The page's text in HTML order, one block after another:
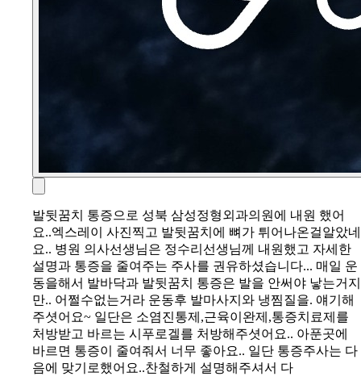
발뒷꿈치 통증으로 성북 삼성정형외과의원에 내원 했어
요..엑스레이 사진찍고 발뒷꿈치에 뼈가 튀어나온걸알았네
요.. 병원 의사선생님은 정수리선생님께 내원했고 자세한
설명과 통증을 줄여주는 주사를 권유하셨습니다... 매일 운
동을해서 발바닥과 발뒷꿈치 통증은 발을 안써야 낳는거지
만.. 어쩔수없는거라 운동후 발마사지와 냉찜질을. 얘기해
주셧어요~ 일단은 소염진통제,근육이완제,통증치료제를
처방받고 바르는 시푸로겔를 처방해주셧어요.. 아푼곳에
바르면 통증이 줄여줘서 너무 좋아요.. 일단 통증주사는 다
음에 맞기로했어요..찬철하게 설명해주셔서 다